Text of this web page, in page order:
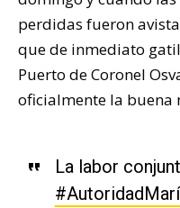
perdidas fueron
que de inmediato
Puerto de Coronel
oficialmente la buena
La labor